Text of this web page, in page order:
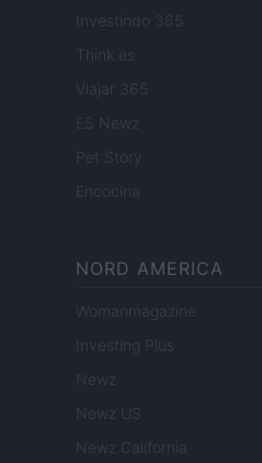
Investindo 365
Think.es
Viajar 365
ES Newz
Pet Story
Encocina
NORD AMERICA
Womanmagazine
Investing Plus
Newz
Newz US
Newz California